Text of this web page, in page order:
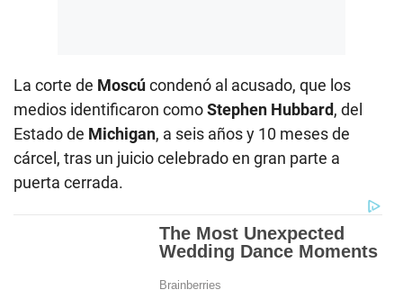
La corte de Moscúcondenó al acusado, que los
medios identificaron comoStephen Hubbard, del
Estado de Michigan, a seis años y 10 meses de
cárcel, tras un juicio celebrado en gran parte a
puerta cerrada.